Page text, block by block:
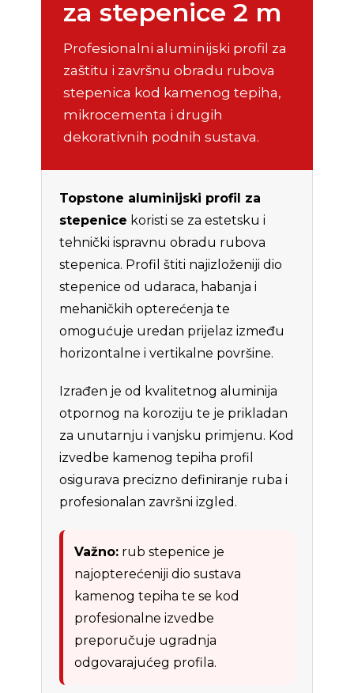
za stepenice 2 m
Profesionalni aluminijski profil za
zaštitu i završnu obradu rubova
stepenica kod kamenog tepiha,
mikrocementa i drugih
dekorativnih podnih sustava.
Topstone aluminijski profil za
stepenice koristi se za estetsku i
tehnički ispravnu obradu rubova
stepenica. Profil štiti najizloženiji dio
stepenice od udaraca, habanja i
mehaničkih opterećenja te
omogućuje uredan prijelaz između
horizontalne i vertikalne površine.
Izrađen je od kvalitetnog aluminija
otpornog na koroziju te je prikladan
za unutarnju i vanjsku primjenu. Kod
izvedbe kamenog tepiha profil
osigurava precizno definiranje ruba i
profesionalan završni izgled.
Važno:rub stepenice je
najopterećeniji dio sustava
kamenog tepiha te se kod
profesionalne izvedbe
preporučuje ugradnja
odgovarajućeg profila.